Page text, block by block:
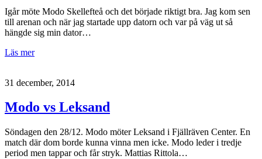
Igår möte Modo Skellefteå och det började riktigt bra. Jag kom sen
till arenan och när jag startade upp datorn och var på väg ut så
hängde sig min dator…
Läs mer
31 december, 2014
Modo vs Leksand
Söndagen den 28/12. Modo möter Leksand i Fjällräven Center. En
match där dom borde kunna vinna men icke. Modo leder i tredje
period men tappar och får stryk. Mattias Rittola…